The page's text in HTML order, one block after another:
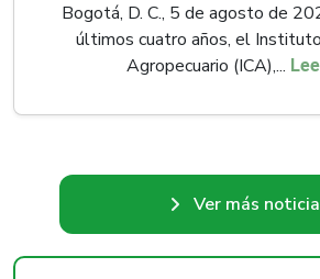
Bogotá, D. C., 5 de agosto de
últimos cuatro años, el
Agropecuario (ICA),...
Ver más